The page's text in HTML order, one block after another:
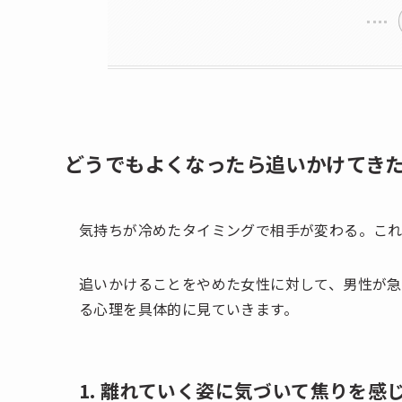
どうでもよくなったら追いかけてき
気持ちが冷めたタイミングで相手が変わる。こ
追いかけることをやめた女性に対して、男性が
る心理を具体的に見ていきます。
1. 離れていく姿に気づいて焦りを感